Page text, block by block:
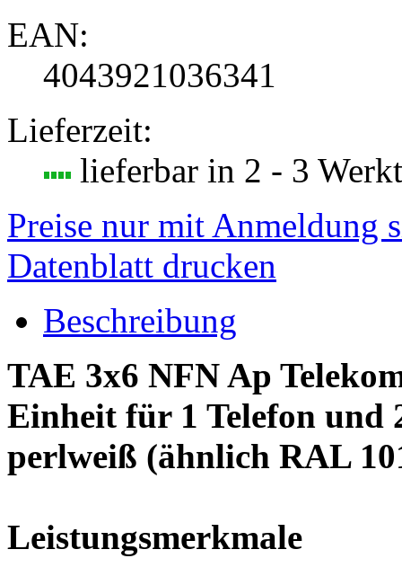
EAN:
4043921036341
Lieferzeit:
lieferbar in 2 - 3
Preise nur mit Anmeldung
Datenblatt drucken
Beschreibung
TAE 3x6 NFN Ap
Einheit für 1 Telefon und
perlweiß (ähnlich RAL
Leistungsmerkmale